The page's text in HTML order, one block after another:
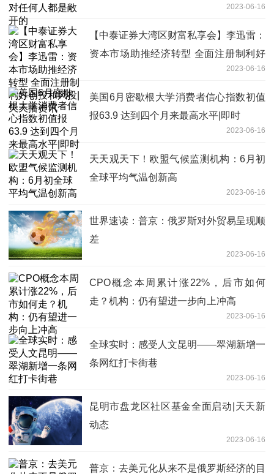
2023-06-16
【中泰证券大湾区财富私享会】李迅雷：
资本市场助推经济转型 全面注册制利好
2023-06-16
美国6月密歇根大学消费者信心指数初值
报63.9 达到四个月来最高水平|即时
2023-06-16
天天观天下！欧盟气候监测机构：6月初
全球平均气温创新高
2023-06-16
世界速读：普京：俄罗斯对外贸易呈现顺
差
2023-06-16
CPO概念本周累计涨22%，后市如何
走？机构：仍有望进一步向上冲高
2023-06-16
全球实时：感受人文昆明——翠湖新增一
条网红打卡街巷
2023-06-16
昆明市盘龙区社区基金全面启动|天天新
动态
2023-06-16
普京：去美元化从来不是俄罗斯经济的目